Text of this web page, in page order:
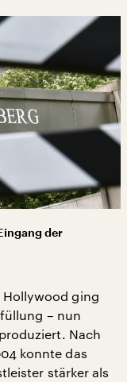
der
Hollywood ging
– nun
Nach
konnte das
stärker als